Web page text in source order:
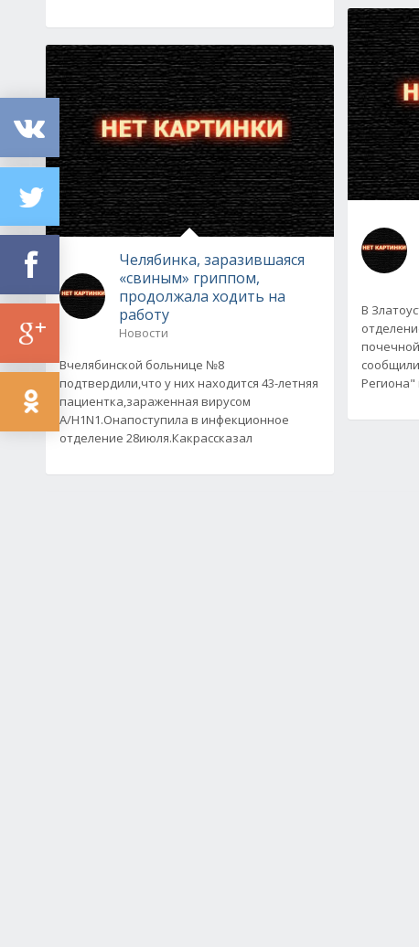
Челябинка, заразившаяся
«свиным» гриппом,
продолжала ходить на
работу
Новости
Вчелябинской больнице №8
подтвердили,что у них находится 43-летняя
пациентка,зараженная вирусом
A/H1N1.Онапоступила в инфекционное
отделение 28июля.Какрассказал
В
Региона"